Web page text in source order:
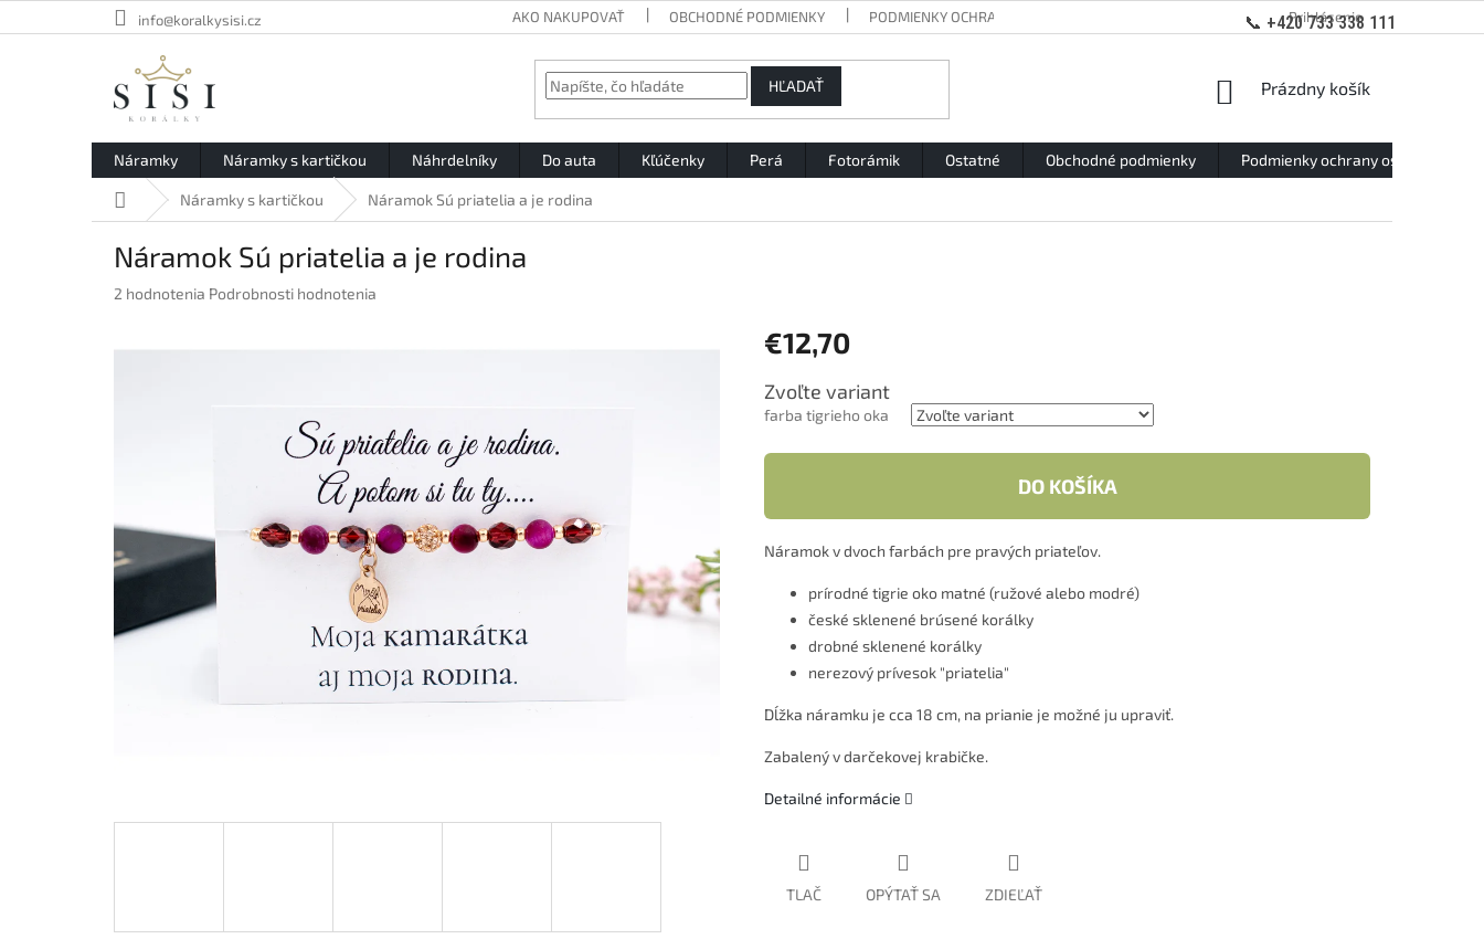
📞 +420 733 338 111
na
info@koralkysisi.cz AKO NAKUPOVAŤ OBCHODNÉ PODMIENKY PODMIENKY OCHRANY OSOBNÝCH ÚDAJOV Prihlásenie
HĽADAŤ
NÁKUPNÝ
Prázdny košík
Náramky Náramky s kartičkou Náhrdelníky Do auta Kľúčenky Perá Fotorámik Ostatné Obchodné podmienky Podmienky ochrany osobných
DomovNáramky s kartičkou Náramok Sú priatelia a je rodina
Náramok Sú priatelia a je rodina
Priemerné
2 hodnotenia Podrobnosti hodnotenia
€12,70
Jednotková
cena:
Zvoľte variant
farba tigrieho oka
DO KOŠÍKA
Náramok v dvoch farbách pre pravých priateľov.
prírodné tigrie oko matné (ružové alebo modré)
české sklenené brúsené korálky
drobné sklenené korálky
nerezový prívesok "priatelia"
Dĺžka náramku je cca 18 cm, na prianie je možné ju upraviť.
Zabalený v darčekovej krabičke.
Detailné informácie
TLAČ OPÝTAŤ SA ZDIEĽAŤ